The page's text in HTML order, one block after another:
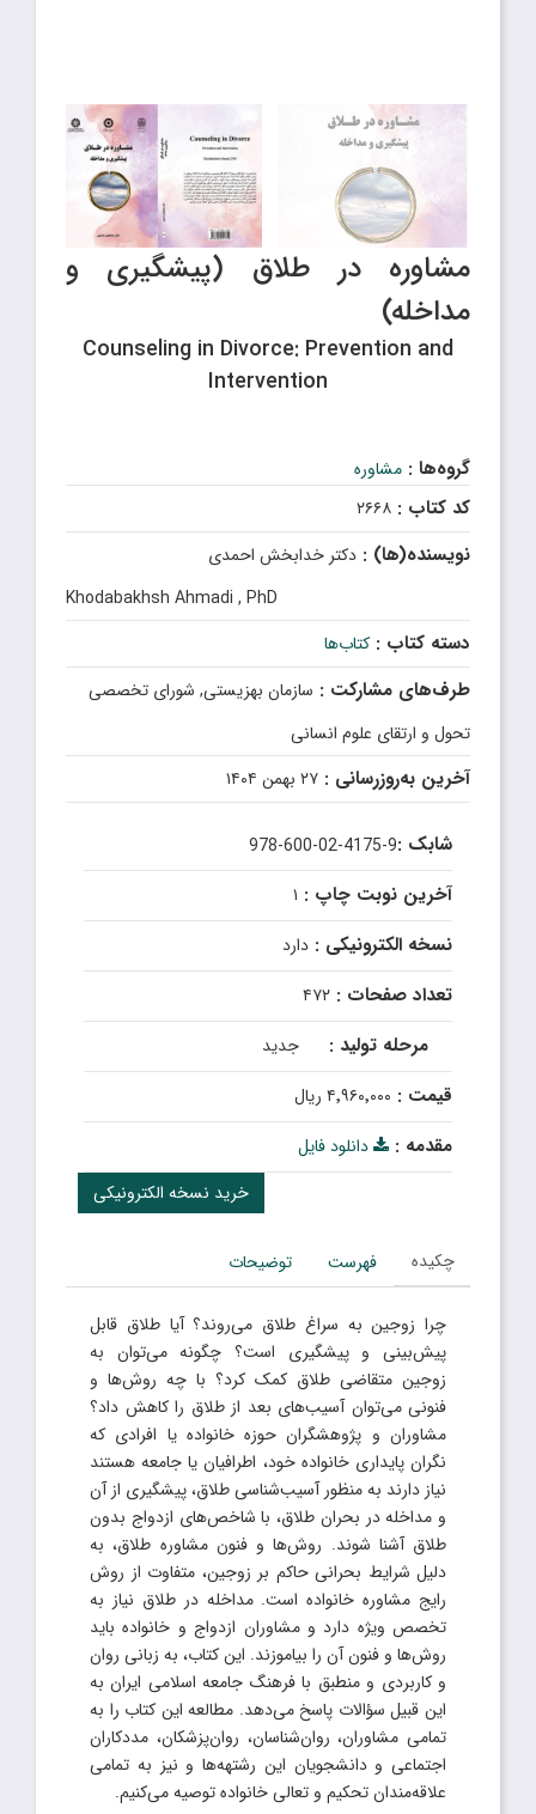
مشاوره در طلاق (پیشگیری و
مداخله)
Counseling in Divorce: Prevention and
Intervention
گروه‌ها : مشاوره
کد کتاب : ۲۶۶۸
نویسنده(ها) : دکتر خدابخش احمدی
Khodabakhsh Ahmadi , PhD
دسته کتاب : کتاب‌ها
طرف‌های مشارکت : سازمان بهزیستی, شورای تخصصی
تحول و ارتقای علوم انسانی
آخرین به‌روزرسانی : ۲۷ بهمن ۱۴۰۴
شابک :978-600-02-4175-9
آخرین نوبت چاپ : ۱
نسخه الکترونیکی : دارد
تعداد صفحات : ۴۷۲
مرحله تولید : جدید
قیمت : ۴٬۹۶۰٬۰۰۰ ریال
مقدمه :
دانلود فایل
خرید نسخه الکترونیکی
چکیده فهرست توضیحات
چرا زوجین به سراغ طلاق می‌روند؟ آیا طلاق قابل‌
پیش‌بینی و پیشگیری است؟ چگونه می‌توان به
زوجین متقاضی طلاق کمک کرد؟ با چه روش‌ها و
فنونی می‌توان آسیب‌های بعد از طلاق را کاهش داد؟
مشاوران و پژوهشگران حوزه خانواده یا افرادی که
نگران پایداری خانواده خود، اطرافیان یا جامعه هستند
نیاز دارند به منظور آسیب‌شناسی طلاق، پیشگیری از آن
و مداخله در بحران طلاق، با شاخص‌های ازدواج بدون
طلاق آشنا شوند. روش‌ها و فنون مشاوره طلاق، به
دلیل شرایط بحرانی حاکم بر زوجین، متفاوت از روش
رایج مشاوره خانواده است. مداخله در طلاق نیاز به
تخصص ویژه دارد و مشاوران ازدواج و خانواده باید
روش‌ها و فنون آن را بیاموزند. این کتاب، به زبانی روان
و کاربردی و منطبق با فرهنگ جامعه اسلامی ایران به
این قبیل سؤالات پاسخ می‌دهد. مطالعه این کتاب را به
تمامی مشاوران، روان‌شناسان، روان‌پزشکان، مددکاران
اجتماعی و دانشجویان این رشتهه‌ها و نیز به تمامی
علاقه‌مندان تحکیم و تعالی خانواده توصیه می‌کنیم.